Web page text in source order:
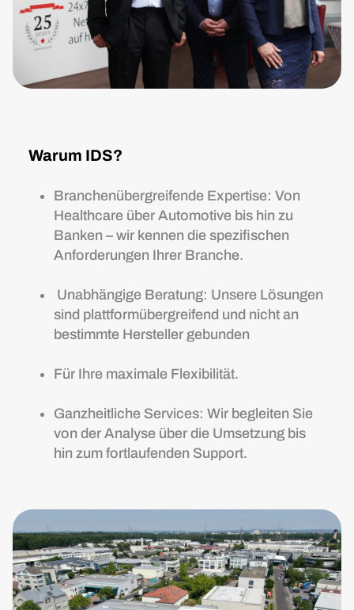
Warum IDS?
Branchenübergreifende Expertise: Von
Healthcare über Automotive bis hin zu
Banken – wir kennen die spezifischen
Anforderungen Ihrer Branche.
Unabhängige Beratung: Unsere Lösungen
sind plattformübergreifend und nicht an
bestimmte Hersteller gebunden
Für Ihre maximale Flexibilität.
Ganzheitliche Services: Wir begleiten Sie
von der Analyse über die Umsetzung bis
hin zum fortlaufenden Support.